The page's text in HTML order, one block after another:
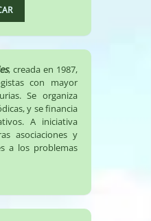
, creada en 1987,
con mayor
Se organiza
y se financia
A iniciativa
asociaciones y
a los problemas